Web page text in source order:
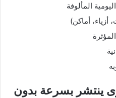
المألوفة
أماكن)
ينتشر بسرعة بدون